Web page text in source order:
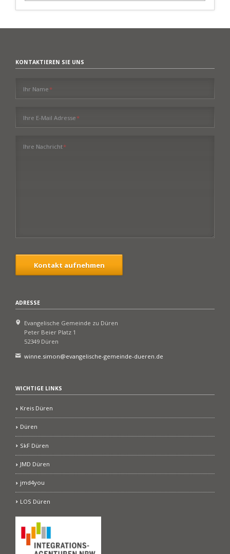
KONTAKTIEREN SIE UNS
Pflichtfeld
Ihr Name*
Pflichtfeld
Ihre E-Mail Adresse*
Pflichtfeld
Ihre Nachricht*
Kontakt aufnehmen
ADRESSE
Evangelische Gemeinde zu Düren
Peter Beier Platz 1
52349 Düren
winne.simon@evangelische-gemeinde-dueren.de
WICHTIGE LINKS
Kreis Düren
Düren
SkF Düren
JMD Düren
jmd4you
LOS Düren